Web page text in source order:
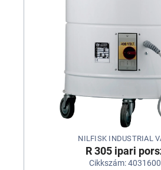
NILFISK INDUSTRIAL
R 305 ipari
Cikkszám: